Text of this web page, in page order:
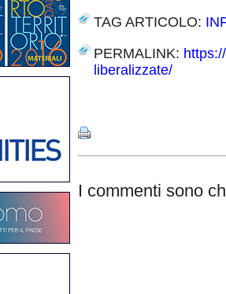
TAG ARTICOLO:
PERMALINK:
liberalizzate/
I commenti sono